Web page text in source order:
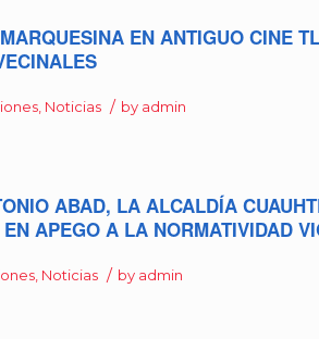
EN ANTIGUO CINE
Noticias / by admin
ABAD, LA ALCALDÍA
APEGO A LA NORMATIVIDAD
Noticias / by admin